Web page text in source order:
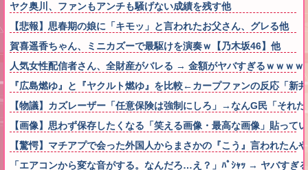
ヤク奥川、ファンもアンチも騒げない成績を残す他
【悲報】思春期の娘に「キモッ」と言われたお父さん、グレる他
賀喜遥香ちゃん、ミニカズーで最駆けを演奏ｗ【乃木坂46】他
人気女性配信者さん、全財産がバレる → 金額がヤバすぎるｗｗｗｗ
『広島燃ゆ』と『ヤクルト燃ゆ』を比較←カープファンの反応「新
【物議】カズレーザー「任意保険は強制にしろ」→なんG民「それ
【画像】思わず保存したくなる「笑える画像・最高な画像」貼って
【驚愕】マチアプで会った外国人からまさかの『こう』言われたん
「エアコンから変な音がする。なんだろ…え？」ﾊﾟｼｬｯ → ヤバすぎ